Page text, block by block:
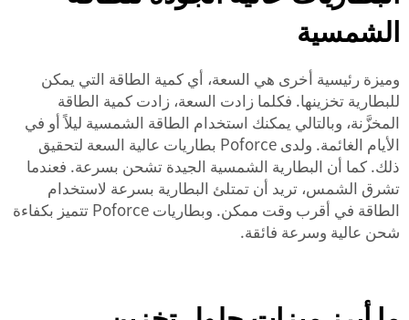
الشمسية
وميزة رئيسية أخرى هي السعة، أي كمية الطاقة التي يمكن
للبطارية تخزينها. فكلما زادت السعة، زادت كمية الطاقة
المخزَّنة، وبالتالي يمكنك استخدام الطاقة الشمسية ليلاً أو في
الأيام الغائمة. ولدى Poforce بطاريات عالية السعة لتحقيق
ذلك. كما أن البطارية الشمسية الجيدة تشحن بسرعة. فعندما
تشرق الشمس، تريد أن تمتلئ البطارية بسرعة لاستخدام
الطاقة في أقرب وقت ممكن. وبطاريات Poforce تتميز بكفاءة
شحن عالية وسرعة فائقة.